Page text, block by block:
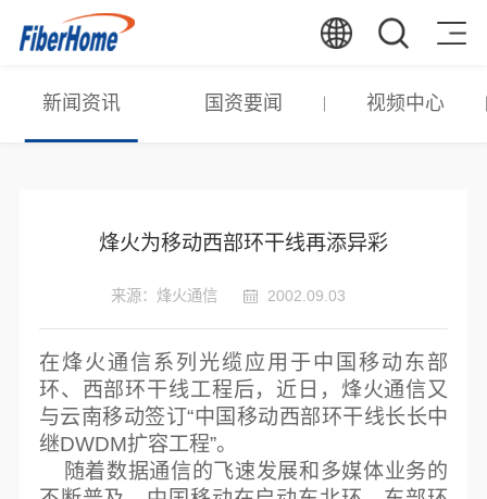
新闻资讯 国资要闻 视频中心
烽火为移动西部环干线再添异彩
来源：烽火通信 2002.09.03
在烽火通信系列光缆应用于中国移动东部
环、西部环干线工程后，近日，烽火通信又
与云南移动签订“中国移动西部环干线长长中
继DWDM扩容工程”。
随着数据通信的飞速发展和多媒体业务的